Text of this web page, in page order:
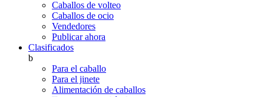
Caballos de volteo
Caballos de ocio
Vendedores
Publicar ahora
Clasificados
b
Para el caballo
Para el jinete
Alimentación de caballos